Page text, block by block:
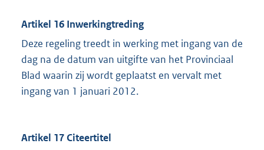
Artikel 16 Inwerkingtreding
Deze regeling treedt in werking met ingang van de
dag na de datum van uitgifte van het Provinciaal
Blad waarin zij wordt geplaatst en vervalt met
ingang van 1 januari 2012.
Artikel 17 Citeertitel